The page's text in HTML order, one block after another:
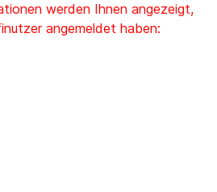
werden Ihnen angezeigt,
angemeldet haben: